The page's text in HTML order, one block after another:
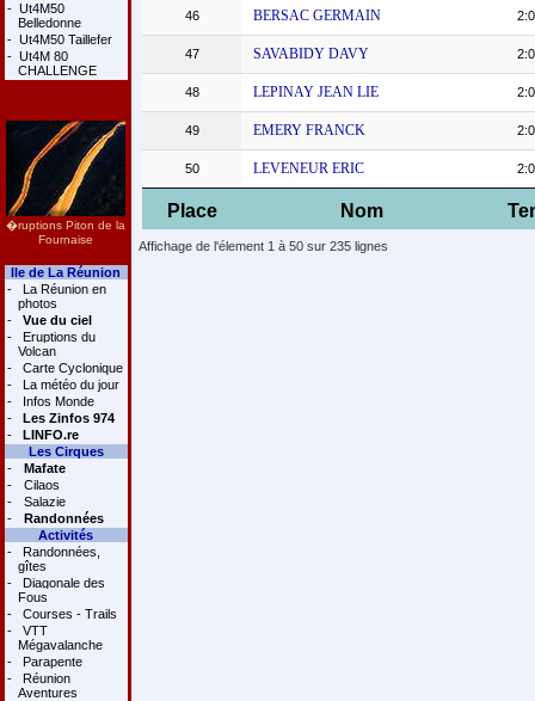
- Ut4M50
Belledonne
- Ut4M50 Taillefer
- Ut4M 80
CHALLENGE
�ruptions Piton de la
Fournaise
Ile de La Réunion
-
La Réunion en
photos
-
Vue du ciel
-
Eruptions du
Volcan
-
Carte Cyclonique
-
La météo du jour
-
Infos Monde
-
Les Zinfos 974
-
LINFO.re
Les Cirques
-
Mafate
-
Cilaos
-
Salazie
-
Randonnées
Activités
-
Randonnées,
gîtes
-
Diagonale des
Fous
-
Courses - Trails
-
VTT
Mégavalanche
-
Parapente
-
Réunion
Aventures
Place Nom
46 BERSAC GERMAIN
47 SAVABIDY DAVY
48 LEPINAY JEAN LIE
49 EMERY FRANCK
50 LEVENEUR ERIC
Affichage de l'élement 1 à 50 sur 235 lignes